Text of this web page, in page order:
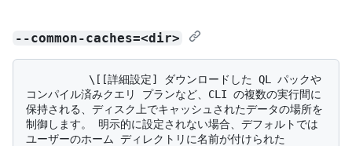
--common-caches=<dir>
コンパイル済みクエリ プランなど、CLI の複数の実行間に
保持される、ディスク上でキャッシュされたデータの場所を
制御します。 明示的に設定されない場合、デフォルトでは
ユーザーのホーム ディレクトリに名前が付けられた